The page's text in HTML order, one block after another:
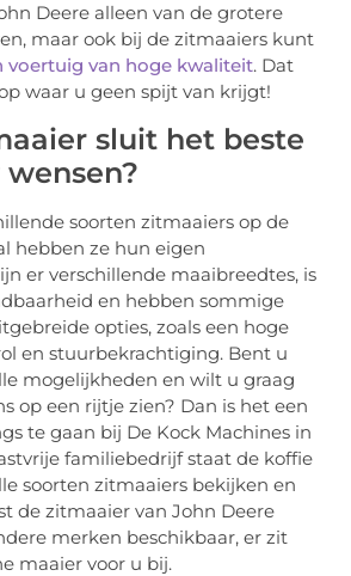
Deere alleen van de grotere
maar ook bij de zitmaaiers kunt
voertuig van hoge kwaliteit. Dat
waar u geen spijt van krijgt!
sluit het beste
soorten zitmaaiers op de
hebben ze hun eigen
er verschillende maaibreedtes, is
en hebben sommige
opties, zoals een hoge
en stuurbekrachtiging. Bent u
mogelijkheden en wilt u graag
op een rijtje zien? Dan is het een
te gaan bij De Kock Machines in
familiebedrijf staat de koffie
soorten zitmaaiers bekijken en
de zitmaaier van John Deere
merken beschikbaar, er zit
maaier voor u bij.